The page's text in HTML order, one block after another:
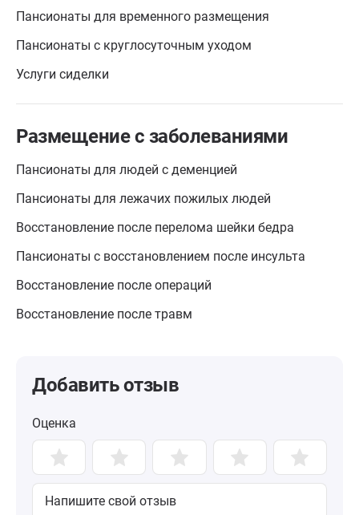
Пансионаты для временного размещения
Пансионаты с круглосуточным уходом
Услуги сиделки
Размещение с заболеваниями
Пансионаты для людей с деменцией
Пансионаты для лежачих пожилых людей
Восстановление после перелома шейки бедра
Пансионаты с восстановлением после инсульта
Восстановление после операций
Восстановление после травм
Добавить отзыв
Оценка